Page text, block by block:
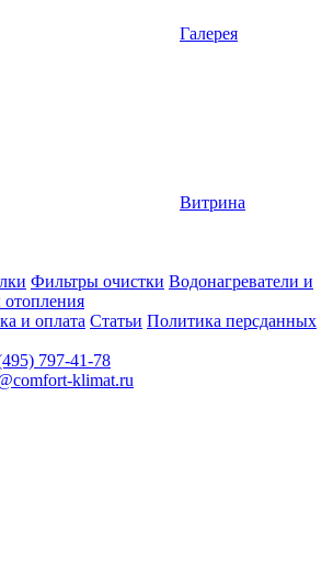
Галерея
Витрина
Фильтры очистки Водонагреватели и
и оплата Статьи Политика персданных
797-41-78
klimat.ru